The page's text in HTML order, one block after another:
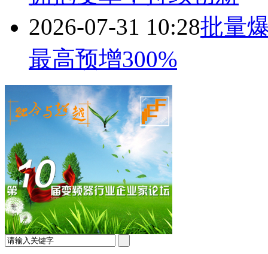
2026-07-31 10:28批量
最高预增300%